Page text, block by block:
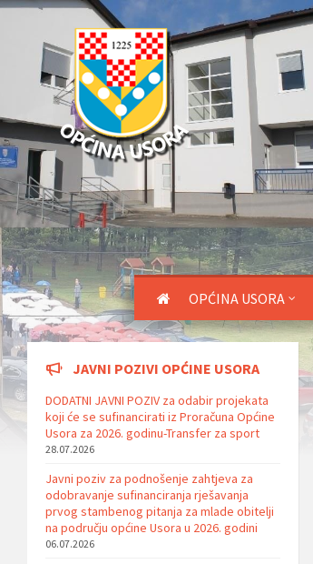
OPĆINA USORA
JAVNI POZIVI OPĆINE USORA
DODATNI JAVNI POZIV za odabir projekata
koji će se sufinancirati iz Proračuna Općine
Usora za 2026. godinu-Transfer za sport
28.07.2026
Javni poziv za podnošenje zahtjeva za
odobravanje sufinanciranja rješavanja
prvog stambenog pitanja za mlade obitelji
na području općine Usora u 2026. godini
06.07.2026